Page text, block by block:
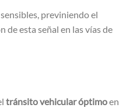
previniendo el
de esta señal en las vías de
tránsito vehicular óptimoen